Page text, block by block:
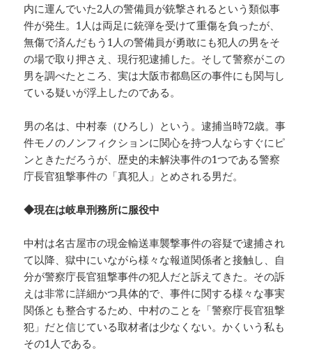
内に運んでいた2人の警備員が銃撃されるという類似事
件が発生。1人は両足に銃弾を受けて重傷を負ったが、
無傷で済んだもう1人の警備員が勇敢にも犯人の男をそ
の場で取り押さえ、現行犯逮捕した。そして警察がこの
男を調べたところ、実は大阪市都島区の事件にも関与し
ている疑いが浮上したのである。
男の名は、中村泰（ひろし）という。逮捕当時72歳。事
件モノのノンフィクションに関心を持つ人ならすぐにピ
ンときただろうが、歴史的未解決事件の1つである警察
庁長官狙撃事件の「真犯人」とめされる男だ。
◆現在は岐阜刑務所に服役中
中村は名古屋市の現金輸送車襲撃事件の容疑で逮捕され
て以降、獄中にいながら様々な報道関係者と接触し、自
分が警察庁長官狙撃事件の犯人だと訴えてきた。その訴
えは非常に詳細かつ具体的で、事件に関する様々な事実
関係とも整合するため、中村のことを「警察庁長官狙撃
犯」だと信じている取材者は少なくない。かくいう私も
その1人である。